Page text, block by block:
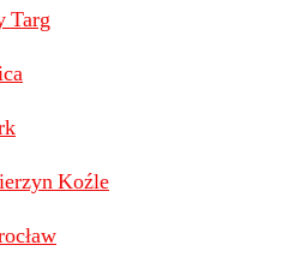
Targ
Koźle